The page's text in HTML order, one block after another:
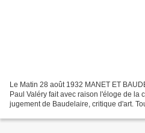
Le Matin 28 août 1932 MANET ET
Paul Valéry fait avec raison l'éloge de la
jugement de Baudelaire, critique d'art.